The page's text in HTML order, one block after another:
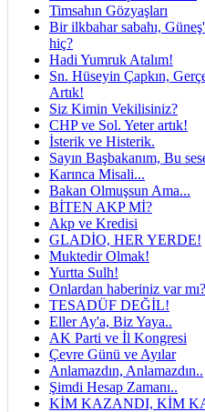
Timsahın Gözyaşları
Bir ilkbahar sabahı,
hiç?
Hadi Yumruk Atalım!
Sn. Hüseyin Çapkın,
Artık!
Siz Kimin Vekilisiniz?
CHP ve Sol. Yeter artık!
İsterik ve Histerik.
Sayın Başbakanım, Bu
Karınca Misali...
Bakan Olmuşsun Ama...
BİTEN AKP Mİ?
Akp ve Kredisi
GLADİO, HER YERDE!
Muktedir Olmak!
Yurtta Sulh!
Onlardan haberiniz var mı?
TESADÜF DEĞİL!
Eller Ay'a, Biz Yaya..
AK Parti ve İl Kongresi
Çevre Günü ve Ayılar
Anlamazdın, Anlamazdın..
Şimdi Hesap Zamanı..
KİM KAZANDI, KİM